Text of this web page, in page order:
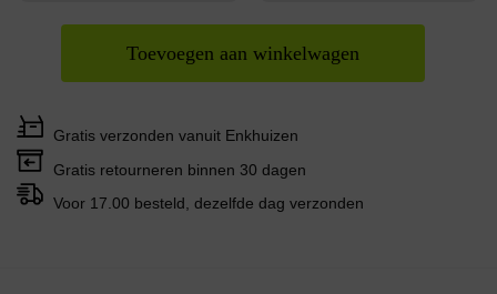
Toevoegen aan winkelwagen
Gratis verzonden vanuit Enkhuizen
Gratis retourneren binnen 30 dagen
Voor 17.00 besteld, dezelfde dag verzonden